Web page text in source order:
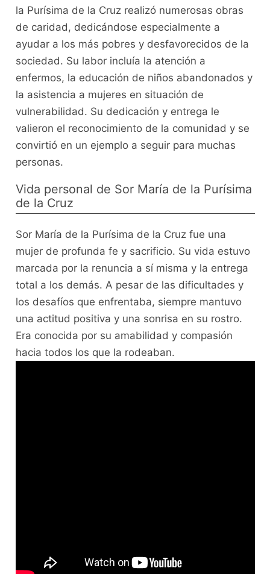
la Purísima de la Cruz realizó numerosas obras
de caridad, dedicándose especialmente a
ayudar a los más pobres y desfavorecidos de la
sociedad. Su labor incluía la atención a
enfermos, la educación de niños abandonados y
la asistencia a mujeres en situación de
vulnerabilidad. Su dedicación y entrega le
valieron el reconocimiento de la comunidad y se
convirtió en un ejemplo a seguir para muchas
personas.
Vida personal de Sor María de la Purísima
de la Cruz
Sor María de la Purísima de la Cruz fue una
mujer de profunda fe y sacrificio. Su vida estuvo
marcada por la renuncia a sí misma y la entrega
total a los demás. A pesar de las dificultades y
los desafíos que enfrentaba, siempre mantuvo
una actitud positiva y una sonrisa en su rostro.
Era conocida por su amabilidad y compasión
hacia todos los que la rodeaban.